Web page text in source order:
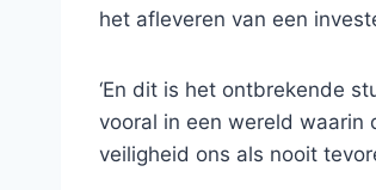
het afleveren van een
‘En dit is het ontbrekende
vooral in een wereld waarin
veiligheid ons als nooit